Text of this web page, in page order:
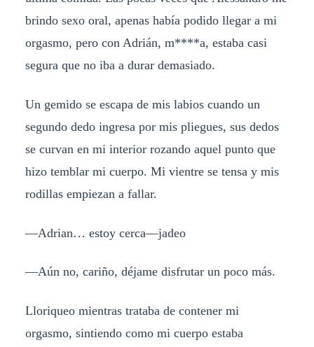
brindo sexo oral, apenas había podido llegar a mi
orgasmo, pero con Adrián, m****a, estaba casi
segura que no iba a durar demasiado.
Un gemido se escapa de mis labios cuando un
segundo dedo ingresa por mis pliegues, sus dedos
se curvan en mi interior rozando aquel punto que
hizo temblar mi cuerpo. Mi vientre se tensa y mis
rodillas empiezan a fallar.
—Adrian… estoy cerca—jadeo
—Aún no, cariño, déjame disfrutar un poco más.
Lloriqueo mientras trataba de contener mi
orgasmo, sintiendo como mi cuerpo estaba